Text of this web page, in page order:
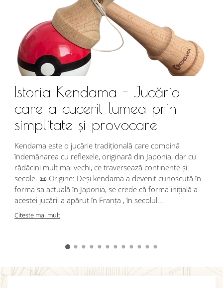
Istoria Kendama - Jucăria
care a cucerit lumea prin
simplitate și provocare
Kendama este o jucărie tradițională care combină
îndemânarea cu reflexele, originară din Japonia, dar cu
rădăcini mult mai vechi, ce traversează continente și
secole. 📜 Origine: Deși kendama a devenit cunoscută în
forma sa actuală în Japonia, se crede că forma inițială a
acestei jucării a apărut în Franța , în secolul...
Citeste mai mult